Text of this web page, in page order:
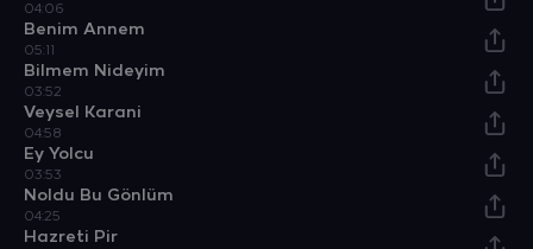
04:06
Benim Annem
05:11
Bilmem Nideyim
03:52
Veysel Karani
04:58
Ey Yolcu
03:53
Noldu Bu Gönlüm
04:25
Hazreti Pir